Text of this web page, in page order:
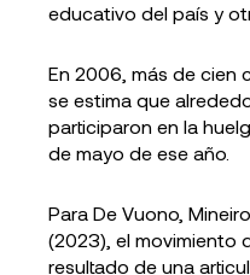
educativo del país y
En 2006, más de cien
se estima que
participaron en la
de mayo de ese año.
Para De Vuono,
(2023), el movimiento
resultado de una